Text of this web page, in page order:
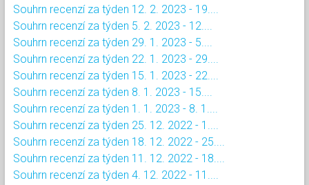
Souhrn recenzí za týden 12. 2. 2023 - 19....
Souhrn recenzí za týden 5. 2. 2023 - 12....
Souhrn recenzí za týden 29. 1. 2023 - 5....
Souhrn recenzí za týden 22. 1. 2023 - 29....
Souhrn recenzí za týden 15. 1. 2023 - 22....
Souhrn recenzí za týden 8. 1. 2023 - 15....
Souhrn recenzí za týden 1. 1. 2023 - 8. 1....
Souhrn recenzí za týden 25. 12. 2022 - 1....
Souhrn recenzí za týden 18. 12. 2022 - 25....
Souhrn recenzí za týden 11. 12. 2022 - 18....
Souhrn recenzí za týden 4. 12. 2022 - 11....